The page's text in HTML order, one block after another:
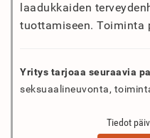
laadukkaiden
tuottamiseen. Toiminta
Yritys tarjoaa seuraavia
seksuaalineuvonta,
Tiedot